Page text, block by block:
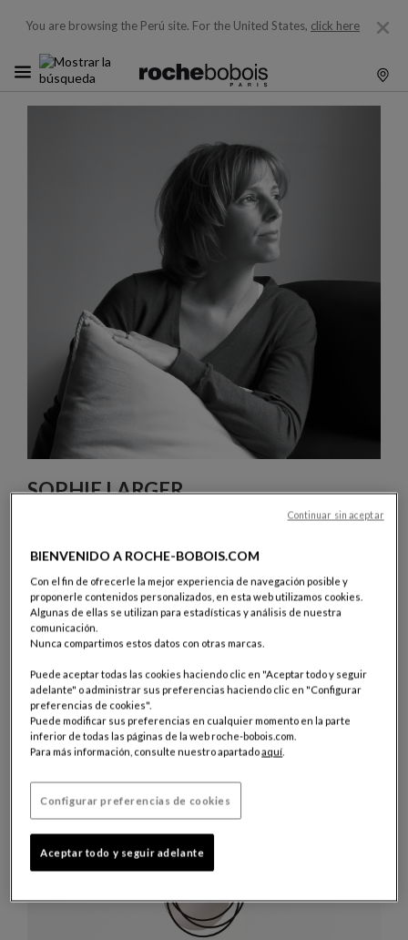
You are browsing the Perú site. For the United States, click here
SOPHIE LARGER
Sophie Larger pertenece a esa generación que
disciplinas. Le gusta crear vínculos inesperados y
singulares colaborando con otros diseñadores, artistas o
coreógrafos. Sus propios proyectos trascienden el
diseño de objetos para adentrarse en la escultura y las
intervenciones artísticas participativas. En su trabajo
apertura y el encuentro. Descaradas, lúdicas y coloridas,
sus creaciones para Roche Bobois ilustran su concepción
elegante y desenfadada del mobiliario contemporáneo.
BIENVENIDO A ROCHE-BOBOIS.COM
Con el fin de ofrecerle la mejor experiencia de navegación posible y
proponerle contenidos personalizados, en esta web utilizamos cookies.
Algunas de ellas se utilizan para estadísticas y análisis de nuestra
comunicación.
Nunca compartimos estos datos con otras marcas.
Puede aceptar todas las cookies haciendo clic en "Aceptar todo y seguir
adelante" o administrar sus preferencias haciendo clic en "Configurar
preferencias de cookies".
Puede modificar sus preferencias en cualquier momento en la parte
inferior de todas las páginas de la web roche-bobois.com.
Para más información, consulte nuestro apartadoaquí
Configurar preferencias de cookies
Aceptar todo y seguir adelante
Continuar sin aceptar